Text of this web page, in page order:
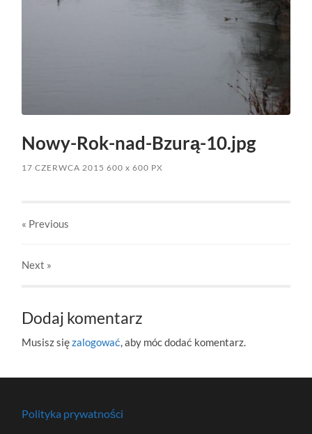
Nowy-Rok-nad-Bzurą-10.jpg
17 CZERWCA 2015 600x 600 PX
« Previous
Next »
Dodaj komentarz
Musisz sięzalogować, aby móc dodać komentarz.
Polityka prywatności